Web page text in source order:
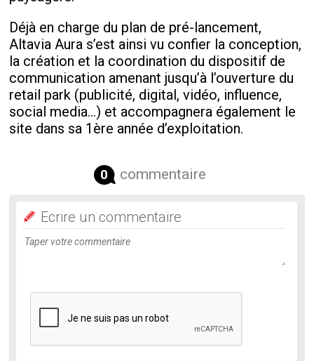
Déjà en charge du plan de pré-lancement,
Altavia Aura s’est ainsi vu confier la conception,
la création et la coordination du dispositif de
communication amenant jusqu’à l’ouverture du
retail park (publicité, digital, vidéo, influence,
social media…) et accompagnera également le
site dans sa 1 ère année d’exploitation.
0 commentaire
Ecrire un commentaire